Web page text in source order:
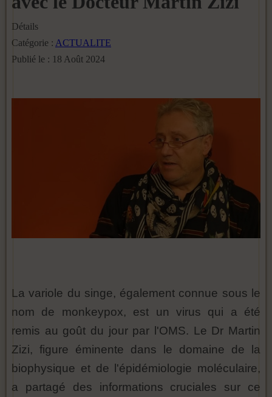
Détails
Catégorie : ACTUALITE
Publié le : 18 Août 2024
La variole du singe, également connue sous le
nom de monkeypox, est un virus qui a été
remis au goût du jour par l'OMS. Le Dr Martin
Zizi, figure éminente dans le domaine de la
biophysique et de l'épidémiologie moléculaire,
a partagé des informations cruciales sur ce